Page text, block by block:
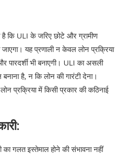
है कि ULI के जरिए छोटे और ग्रामीण
यह प्रणाली न केवल लोन प्रक्रिया
पारदर्शी भी बनाएगी। ULI का असली
है, न कि लोन की गारंटी देना।
प्रक्रिया में किसी प्रकार की कठिनाई
गलत इस्तेमाल होने की संभावना नहीं